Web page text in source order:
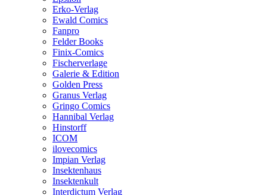
Erko-Verlag
Ewald Comics
Fanpro
Felder Books
Finix-Comics
Fischerverlage
Galerie & Edition
Golden Press
Granus Verlag
Gringo Comics
Hannibal Verlag
Hinstorff
ICOM
ilovecomics
Impian Verlag
Insektenhaus
Insektenkult
Interdictum Verlag